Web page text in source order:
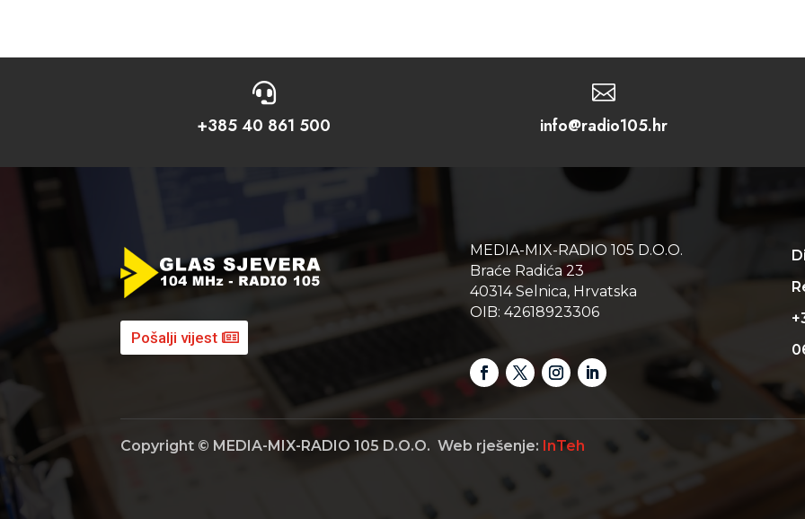

+385 40 861 500

info@radio105.hr
Pošalji vijest
MEDIA-MIX-RADIO 105 D.O.O.
Braće Radića 23
40314 Selnica, Hrvatska
OIB: 42618923306
Copyright © MEDIA-MIX-RADIO 105 D.O.O. Web rješenje: InTeh